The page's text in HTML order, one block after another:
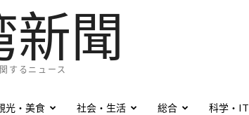
新聞
するニュース
光・美食 社会・生活 総合 科学・IT